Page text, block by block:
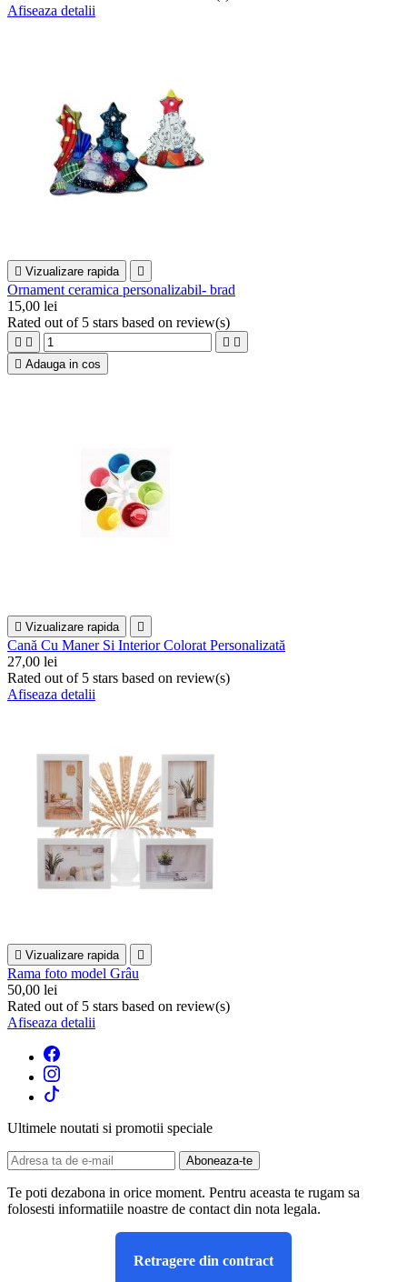
Afiseaza detalii
 Vizualizare rapida 
Ornament ceramica personalizabil- brad
15,00 lei
Rated out of 5 stars based on review(s)
   
 Adauga in cos
 Vizualizare rapida 
Cană Cu Maner Si Interior Colorat Personalizată
27,00 lei
Rated out of 5 stars based on review(s)
Afiseaza detalii
 Vizualizare rapida 
Rama foto model Grâu
50,00 lei
Rated out of 5 stars based on review(s)
Afiseaza detalii
Ultimele noutati si promotii speciale
Te poti dezabona in orice moment. Pentru aceasta te rugam sa
folosesti informatiile noastre de contact din nota legala.
Retragere din contract